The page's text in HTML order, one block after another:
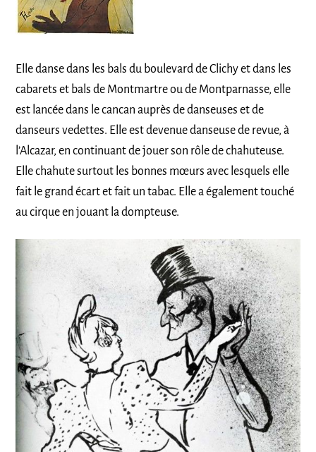
Elle danse dans les bals du boulevard de Clichy et dans les
cabarets et bals de Montmartre ou de Montparnasse, elle
est lancée dans le cancan auprès de danseuses et de
danseurs vedettes. Elle est devenue danseuse de revue, à
l’Alcazar, en continuant de jouer son rôle de chahuteuse.
Elle chahute surtout les bonnes mœurs avec lesquels elle
fait le grand écart et fait un tabac. Elle a également touché
au cirque en jouant la dompteuse.